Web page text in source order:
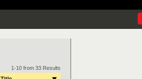
1-10 from 33 Results